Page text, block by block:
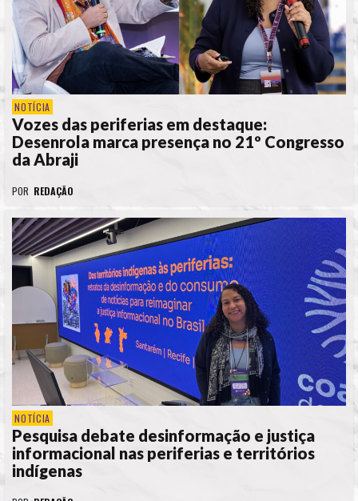
NOTÍCIA
Vozes das periferias em destaque:
Desenrola marca presença no 21º Congresso
da Abraji
POR REDAÇÃO
NOTÍCIA
Pesquisa debate desinformação e justiça
informacional nas periferias e territórios
indígenas